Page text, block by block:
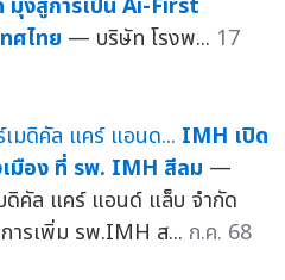
ศไทย — บริษัท โรงพ... 17
IMH เปิด
มือง ที่ รพ. IMH สีลม —
ดิคัล แคร์ แอนด์ แล็บ จำกัด
ารเพิ่ม รพ.IMH ส... ก.ค. 68